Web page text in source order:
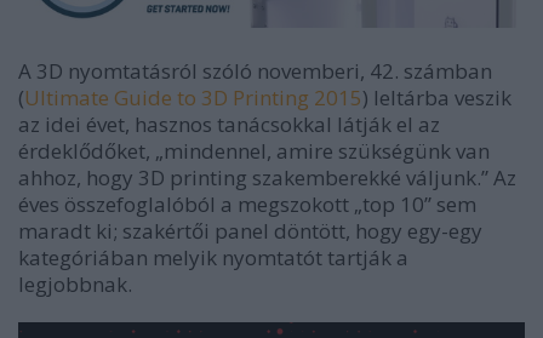
A 3D nyomtatásról szóló novemberi, 42. számban
(Ultimate Guide to 3D Printing 2015) leltárba veszik
az idei évet, hasznos tanácsokkal látják el az
érdeklődőket, „mindennel, amire szükségünk van
ahhoz, hogy 3D printing szakemberekké váljunk.” Az
éves összefoglalóból a megszokott „top 10” sem
maradt ki; szakértői panel döntött, hogy egy-egy
kategóriában melyik nyomtatót tartják a
legjobbnak.